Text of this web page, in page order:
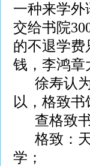
一种来学外
交给书院
的不退学
钱，李鸿章
徐寿认为
以，格致
查格致书
格致：天
学；